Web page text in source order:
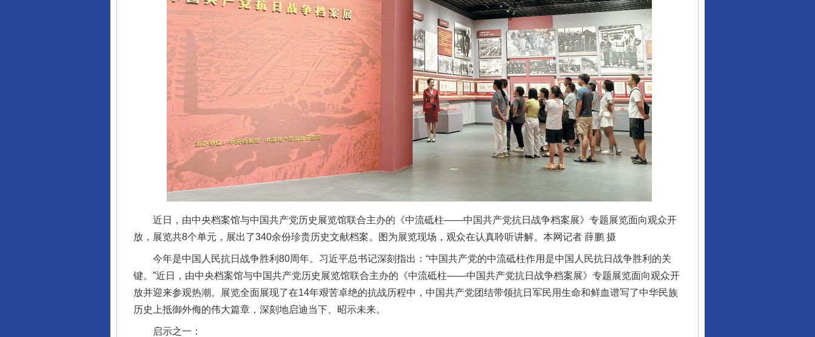
近日，由中央档案馆与中国共产党历史展览馆联合主办的《中流砥柱——中国共产党抗日战争档案展》专题展览面向观众开
放，展览共8个单元，展出了340余份珍贵历史文献档案。图为展览现场，观众在认真聆听讲解。本网记者 薛鹏 摄
今年是中国人民抗日战争胜利80周年。习近平总书记深刻指出：“中国共产党的中流砥柱作用是中国人民抗日战争胜利的关
键。”近日，由中央档案馆与中国共产党历史展览馆联合主办的《中流砥柱——中国共产党抗日战争档案展》专题展览面向观众开
放并迎来参观热潮。展览全面展现了在14年艰苦卓绝的抗战历程中，中国共产党团结带领抗日军民用生命和鲜血谱写了中华民族
历史上抵御外侮的伟大篇章，深刻地启迪当下、昭示未来。
启示之一：